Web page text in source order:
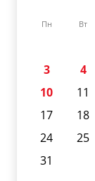
Пн Вт
3
4
10
11
17
18
24
25
31